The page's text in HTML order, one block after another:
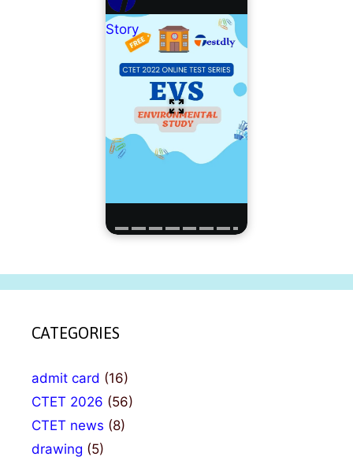
Story
CATEGORIES
admit card (16)
CTET 2026 (56)
CTET news (8)
drawing (5)